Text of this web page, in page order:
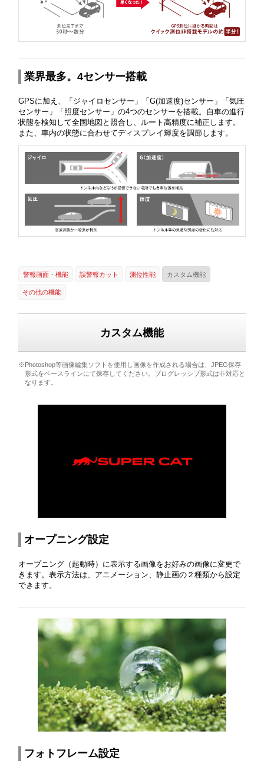
業界最多。4センサー搭載
GPSに加え、「ジャイロセンサー」「G(加速度)センサー」「気圧
センサー」「照度センサー」の4つのセンサーを搭載。自車の進行
状態を検知して全国地図と照合し、ルート高精度に補正します。
また、車内の状態に合わせてディスプレイ輝度を調節します。
警報画面・機能 誤警報カット 測位性能 カスタム機能
その他の機能
カスタム機能
※Photoshop等画像編集ソフトを使用し画像を作成される場合は、JPEG保存
形式をベースラインにて保存してください。プログレッシブ形式は非対応と
なります。
オープニング設定
オープニング（起動時）に表示する画像をお好みの画像に変更で
きます。表示方法は、アニメーション、静止画の２種類から設定
できます。
フォトフレーム設定